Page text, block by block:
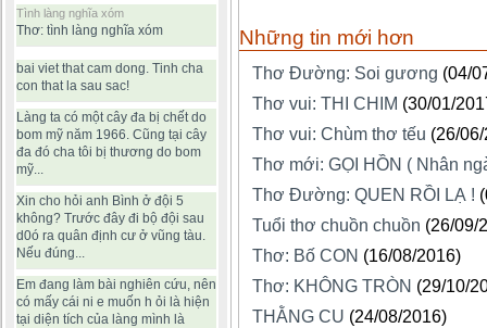
Tình làng nghĩa xóm
Thơ: tình làng nghĩa xóm
bai viet that cam dong. Tinh cha
con that la sau sac!
Làng ta có một cây đa bị chết do
bom mỹ năm 1966. Cũng tại cây
đa đó cha tôi bị thương do bom
mỹ...
Xin cho hỏi anh Bình ở đội 5
không? Trước đây đi bộ đội sau
d0ó ra quân định cư ở vũng tàu.
Nếu đúng...
Em đang làm bài nghiên cứu, nên
có mấy cái ni e muốn h ỏi là hiện
tại diện tích của làng mình là
Những tin mới hơn
Thơ Đường: Soi gương (04/
Thơ vui: THI CHIM (30/01/
Thơ vui: Chùm thơ tếu (26/
Thơ mới: GỌI HỒN ( Nhân
Thơ Đường: QUEN RỒI LẠ !
Tuổi thơ chuồn chuồn (26/09/
Thơ: Bố CON (16/08/2016)
Thơ: KHÔNG TRÒN (29/10/
THẰNG CU (24/08/2016)